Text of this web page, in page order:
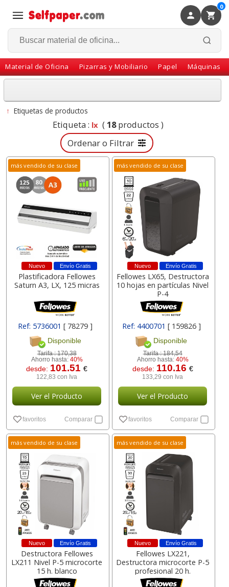
0
Material de Oficina Pizarras y Mobiliario Papel Máquinas
Volver
↑Etiquetas de productos
Etiqueta : lx (18productos )
Ordenar o Filtrar
más vendido de su clase
Envío Gratis
Nuevo
Plastificadora Fellowes
Saturn A3, LX, 125 micras
Ref: 5736001[ 78279 ]
Disponible
Tarifa :170,38
Ahorro hasta: 40%
desde: 101.51€
122,83 con Iva
Ver el Producto
favoritos Comparar
más vendido de su clase
Envío Gratis
Nuevo
Fellowes LX65, Destructora
10 hojas en partículas Nivel
P-4
Ref: 4400701 [ 159826 ]
Disponible
Tarifa :184,54
Ahorro hasta: 40%
desde: 110.16 €
133,29 con Iva
Ver el Producto
favoritos Comparar
más vendido de su clase
Envío Gratis
Nuevo
Destructora Fellowes
LX211 Nivel P-5 microcorte
15 h. blanco
más vendido de su clase
Envío Gratis
Nuevo
Fellowes LX221,
Destructora microcorte P-5
profesional 20 h.